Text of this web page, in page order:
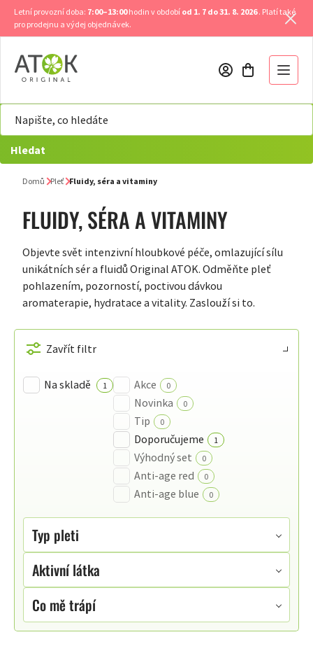
Přejít
obsah
Letní provozní doba: 7:00–13:00hodin v období od 1. 7 do 31. 8. 2026. Platí také
pro prodejnu a výdej objednávek.
Hledat
Domů Pleť Fluidy, séra a vitaminy
FLUIDY, SÉRA A VITAMINY
Objevte svět intenzivní hloubkové péče, omlazující sílu
unikátních sér a fluidů Original ATOK. Odměňte pleť
pohlazením, pozorností, poctivou dávkou
aromaterapie, hydratace a vitality. Zaslouží si to.
Zavřít filtr
Na skladě 1 Akce 0
Novinka 0
Tip 0
Doporučujeme 1
Výhodný set 0
Anti-age red 0
Anti-age blue 0
Typ pleti
Aktivní látka
Co mě trápí
VÝPIS
PRODUKTŮ